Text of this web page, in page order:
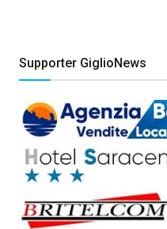
Supporter GiglioNews